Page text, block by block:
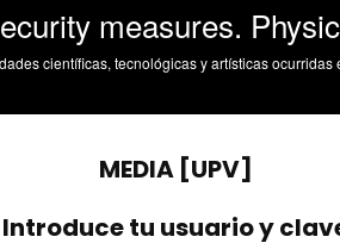
Physical
y artísticas ocurridas en los tres